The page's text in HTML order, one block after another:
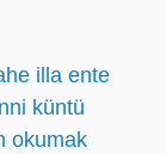
illa ente
küntü
okumak